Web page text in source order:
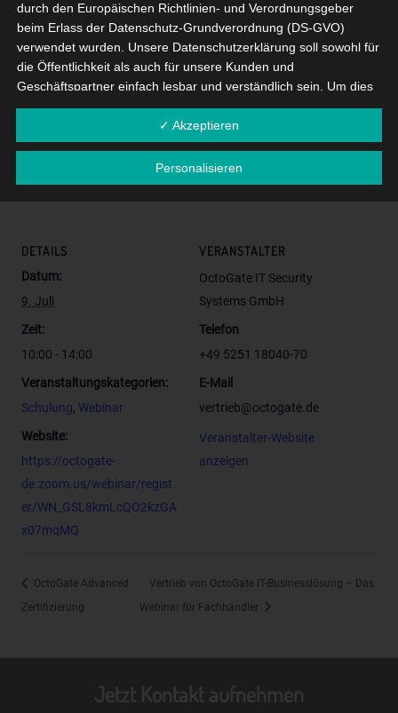
Hier geht es zurAnmeldung
Den Link zur Online-Schulung erhalten Sie mit
Ihrer Anmeldebestätigung.
DETAILS
Datum:
9. Juli
Zeit:
10:00 - 14:00
Veranstaltungskategorien:
Schulung, Webinar
Website:
https://octogate-
de.zoom.us/webinar/regist
er/WN_GSL8kmLcQO2kzGA
x07mqMQ
VERANSTALTER
OctoGate IT Security
Systems GmbH
Telefon
+49 5251 18040-70
E-Mail
vertrieb@octogate.de
Veranstalter-Website
anzeigen
OctoGate Advanced
Zertifizierung
Vertrieb von OctoGate IT-Businesslösung – Das
Webinar für Fachhändler
Jetzt Kontakt aufnehmen
durch den Europäischen Richtlinien- und Verordnungsgeber
beim Erlass der Datenschutz-Grundverordnung (DS-GVO)
verwendet wurden. Unsere Datenschutzerklärung soll sowohl für
die Öffentlichkeit als auch für unsere Kunden und
Geschäftspartner einfach lesbar und verständlich sein. Um dies
zu gewährleisten, möchten wir vorab die verwendeten
Begrifflichkeiten erläutern.
Wir verwenden in dieser Datenschutzerklärung unter anderem
sich auf eine identifizierte oder identifizierbare natürliche
Person (im Folgenden "betroffene Person") beziehen. Als
identifizierbar wird eine natürliche Person angesehen, die
direkt oder indirekt, insbesondere mittels Zuordnung zu
einer Kennung wie einem Namen, zu einer Kennnummer,
zu Standortdaten, zu einer Online-Kennung oder zu
Ausdruck der physischen, physiologischen, genetischen,
psychischen, wirtschaftlichen, kulturellen oder sozialen
b) betroffene Person
Betroffene Person ist jede identifizierte oder
identifizierbare natürliche Person, deren
c) Verarbeitung
Vorgangsreihe im Zusammenhang mit
Erfassen, die Organisation, das Ordnen, die Speicherung,
✓ Akzeptieren
Personalisieren